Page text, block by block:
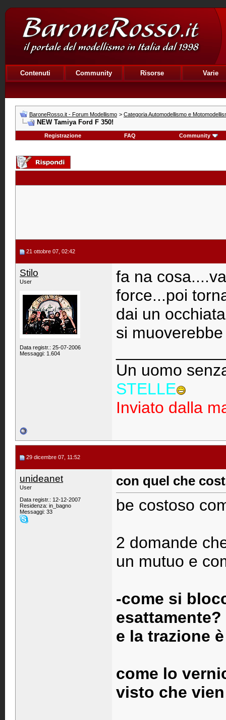
Contenuti Community Risorse Varie
BaroneRosso.it - Forum Modellismo > Categoria Automodellismo e
NEW Tamiya Ford F 350!
Registrazione FAQ Community
21 ottobre 07, 02:42
Stilo
User
Data registr.: 25-07-2006
Messaggi: 1.604
fa na
force...poi
dai un
si
Un uomo
STELLE
Inviato dalla
29 dicembre 07, 11:52
unideanet
User
Data registr.: 12-12-2007
Residenza: in_bagno
Messaggi: 33
con quel che
be costoso
2 domande
un mutuo e
-come si
e la trazione
come lo
visto che